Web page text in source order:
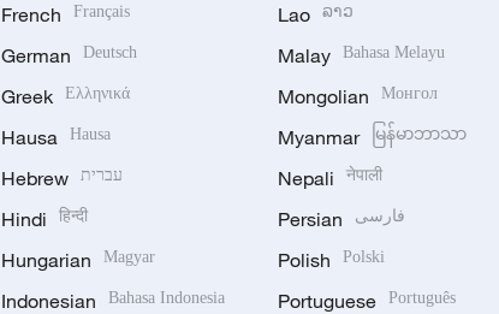
French Français
German Deutsch
Greek Ελληνικά
Hausa Hausa
Hebrew עברית
Hindi हिन्दी
Hungarian Magyar
Indonesian Bahasa Indonesia
Lao ລາວ
Malay Bahasa Melayu
Mongolian Монгол
Myanmar မြန်မာဘာသာ
Nepali नेपाली
Persian فارسی
Polish Polski
Portuguese Português